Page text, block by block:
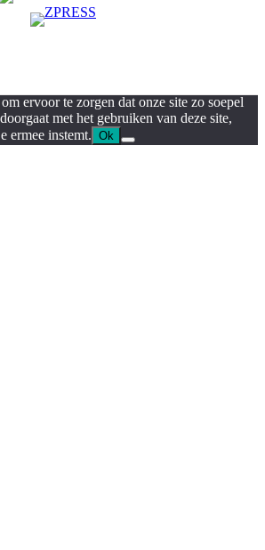
ervoor te zorgen dat onze site zo soepel
met het gebruiken van deze site,
ermee instemt. Ok